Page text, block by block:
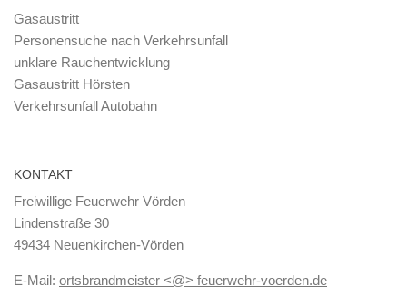
Gasaustritt
Personensuche nach Verkehrsunfall
unklare Rauchentwicklung
Gasaustritt Hörsten
Verkehrsunfall Autobahn
KONTAKT
Freiwillige Feuerwehr Vörden
Lindenstraße 30
49434 Neuenkirchen-Vörden
E-Mail: ortsbrandmeister <@> feuerwehr-voerden.de